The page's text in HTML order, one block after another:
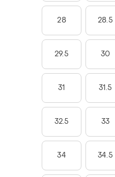
28 28.5
29.5 30
31 31.5
32.5 33
34 34.5